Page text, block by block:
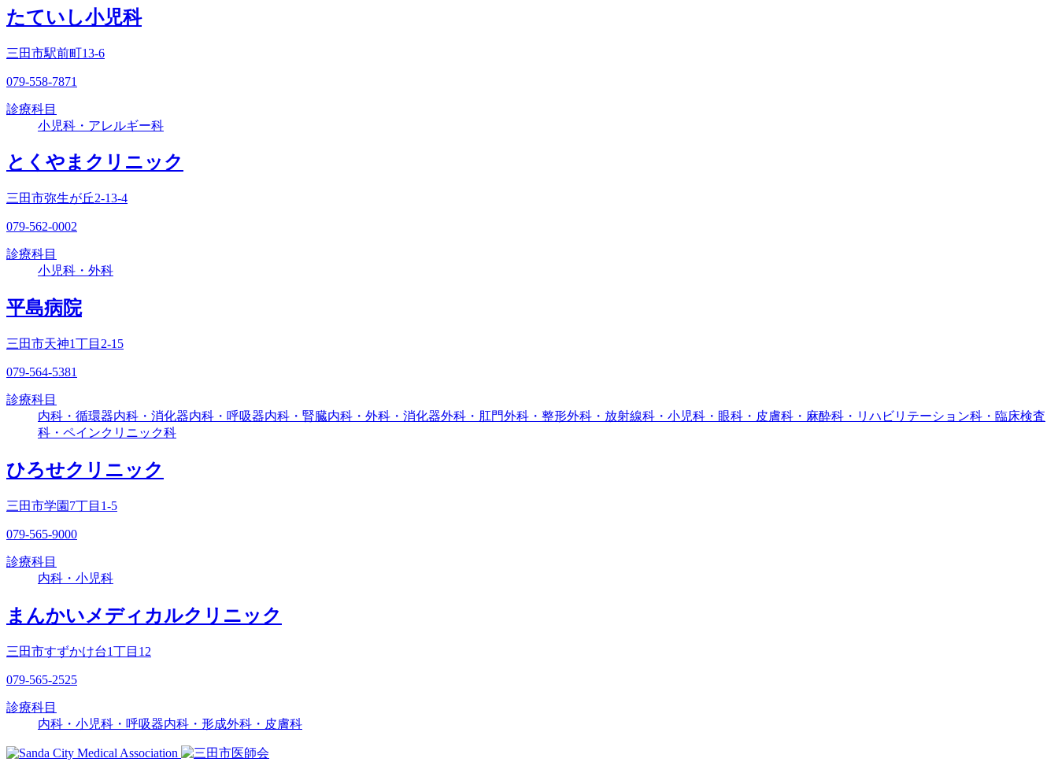
たていし小児科
三田市駅前町13-6
079-558-7871
診療科目
小児科・アレルギー科
とくやまクリニック
三田市弥生が丘2-13-4
079-562-0002
診療科目
小児科・外科
平島病院
三田市天神1丁目2-15
079-564-5381
診療科目
内科・循環器内科・消化器内科・呼吸器内科・腎臓内科・外科・消化器外科・肛門外科・整形外科・放射線科・小児科・眼科・皮膚科・麻酔科・リハビリテーション科・臨床検査
科・ペインクリニック科
ひろせクリニック
三田市学園7丁目1-5
079-565-9000
診療科目
内科・小児科
まんかいメディカルクリニック
三田市すずかけ台1丁目12
079-565-2525
診療科目
内科・小児科・呼吸器内科・形成外科・皮膚科